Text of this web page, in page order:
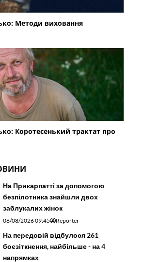
Методи виховання
Коротесенький трактат про
На Прикарпатті за допомогою
безпілотника знайшли двох
заблукалих жінок
06/08/2026 09:45 Reporter
На передовій відбулося 261
боєзіткнення, найбільше - на 4
напрямках